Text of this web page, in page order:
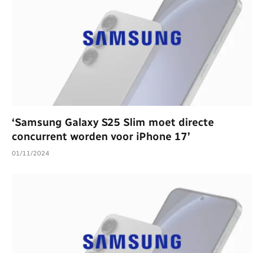
‘Samsung Galaxy S25 Slim moet directe
concurrent worden voor iPhone 17’
01/11/2024